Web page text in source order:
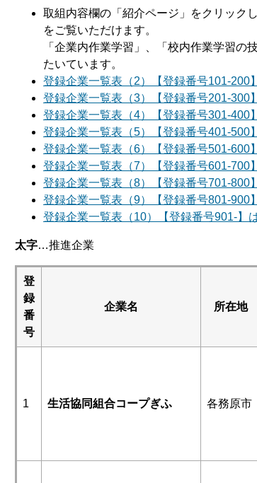
取組内容欄の「紹介ページ」をクリック
をご覧いただけます。
「企業内作業学習」、「校内作業学習
たいています。
登録企業一覧表（2）【登録番号101-200
登録企業一覧表（3）【登録番号201-300
登録企業一覧表（4）【登録番号301-400
登録企業一覧表（5）【登録番号401-500
登録企業一覧表（6）【登録番号501-600
登録企業一覧表（7）【登録番号601-700
登録企業一覧表（8）【登録番号701-800
登録企業一覧表（9）【登録番号801-900
登録企業一覧表（10）【登録番号901-】
太字…推進企業
登
録
番
号
企業名 所在地
1 生活協同組合コープぎふ 各務原市